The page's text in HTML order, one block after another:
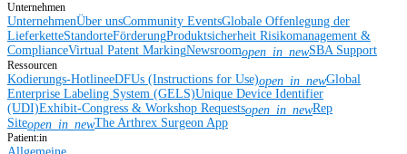
Unternehmen
UnternehmenÜber unsCommunity EventsGlobale Offenlegung der
LieferketteStandorteFörderungProduktsicherheit Risikomanagement &
ComplianceVirtual Patent MarkingNewsroomopen_in_newSBA Support
Ressourcen
Kodierungs-HotlineeDFUs (Instructions for Use)open_in_newGlobal
Enterprise Labeling System (GELS)Unique Device Identifier
(UDI)Exhibit-Congress & Workshop Requestsopen_in_newRep
Siteopen_in_newThe Arthrex Surgeon App
Patient:in